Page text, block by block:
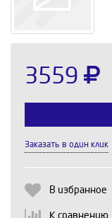
3559
Заказать в один клик
В избранное
К сравнению